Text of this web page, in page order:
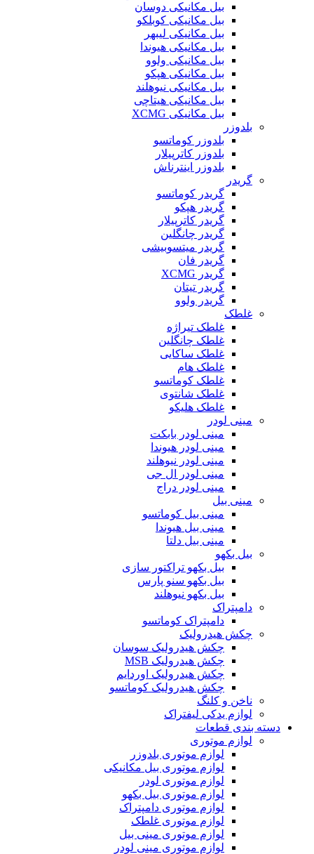
بیل مکانیکی دوسان
بیل مکانیکی کوبلکو
بیل مکانیکی لیبهر
بیل مکانیکی هیوندا
بیل مکانیکی ولوو
بیل مکانیکی هپکو
بیل مکانیکی نیوهلند
بیل مکانیکی هیتاچی
بیل مکانیکی XCMG
بلدوزر
بلدوزر کوماتسو
بلدوزر کاترپیلار
بلدوزر اینترناش
گریدر
گریدر کوماتسو
گریدر هپکو
گریدر کاترپیلار
گریدر چانگلین
گریدر میتسوبیشی
گریدر فان
گریدر XCMG
گریدر تیتان
گریدر ولوو
غلطک
غلطک تیراژه
غلطک چانگلین
غلطک ساکایی
غلطک هام
غلطک کوماتسو
غلطک شانتوی
غلطک هلیکو
مینی لودر
مینی لودر بابکت
مینی لودر هیوندا
مینی لودر نیوهلند
مینی لودر ال جی
مینی لودر دراج
مینی بیل
مینی بیل کوماتسو
مینی بیل هیوندا
مینی بیل دلتا
بیل بکهو
بیل بکهو تراکتور سازی
بیل بکهو سنو پارس
بیل بکهو نیوهلند
دامپتراک
دامپتراک کوماتسو
چکش هیدرولیک
چکش هیدرولیک سوسان
چکش هیدرولیک MSB
چکش هیدرولیک اوردایم
چکش هیدرولیک کوماتسو
ناخن و کلنگ
لوازم یدکی لیفتراک
دسته بندی قطعات
لوازم موتوری
لوازم موتوری بلدوزر
لوازم موتوری بیل مکانیکی
لوازم موتوری لودر
لوازم موتوری بیل بکهو
لوازم موتوری دامپتراک
لوازم موتوری غلطک
لوازم موتوری مینی بیل
لوازم موتوری مینی لودر